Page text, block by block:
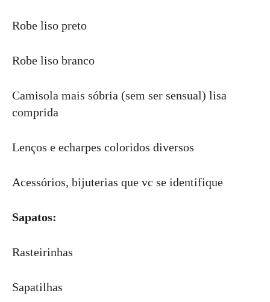
Robe liso preto
Robe liso branco
Camisola mais sóbria (sem ser sensual) lisa
comprida
Lenços e echarpes coloridos diversos
Acessórios, bijuterias que vc se identifique
Sapatos:
Rasteirinhas
Sapatilhas